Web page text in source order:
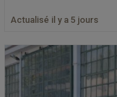
Actualisé il y a 5 jours